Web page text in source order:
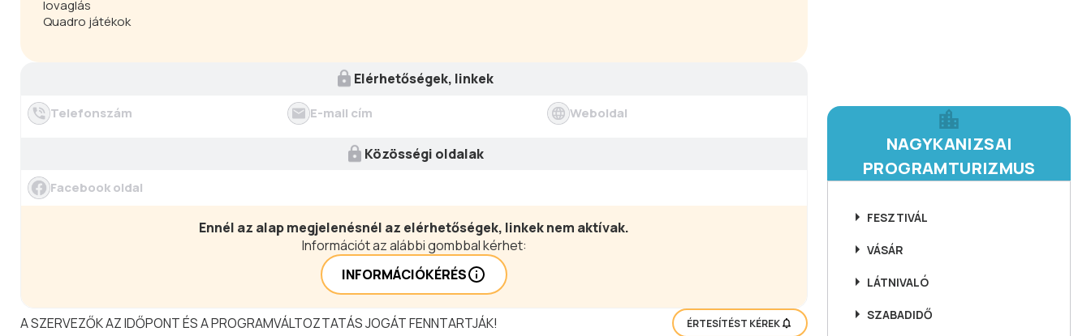
lovaglás
Quadro játékok
Elérhetőségek, linkek
Telefonszám E-mail cím Weboldal
Közösségi oldalak
Facebook oldal
Ennél az alap megjelenésnél az elérhetőségek, linkek nem aktívak.
Információt az alábbi gombbal kérhet:
INFORMÁCIÓKÉRÉS
A SZERVEZŐK AZ IDŐPONT ÉS A PROGRAMVÁLTOZTATÁS JOGÁT FENNTARTJÁK! ÉRTESÍTÉST KÉREK
NAGYKANIZSAI
PROGRAMTURIZMUS
FESZTIVÁL
VÁSÁR
LÁTNIVALÓ
SZABADIDŐ